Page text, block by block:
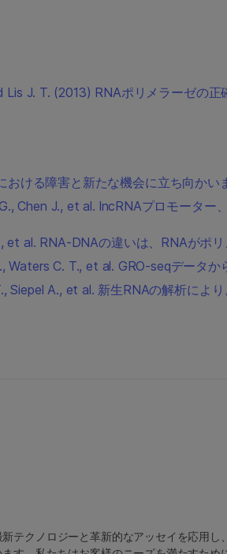
J. T. (2013) RNAポリメラーゼの
ける障害と新たな機会に立ち向か
Chen J., et al. lncRNAプロモータ
et al. RNA-DNAの違いは、RNAがポ
C. T., et al. GRO-seqデータ
A., et al. 新生RNAの解析によ
テクノロジーと革新的なアッセイを応用し